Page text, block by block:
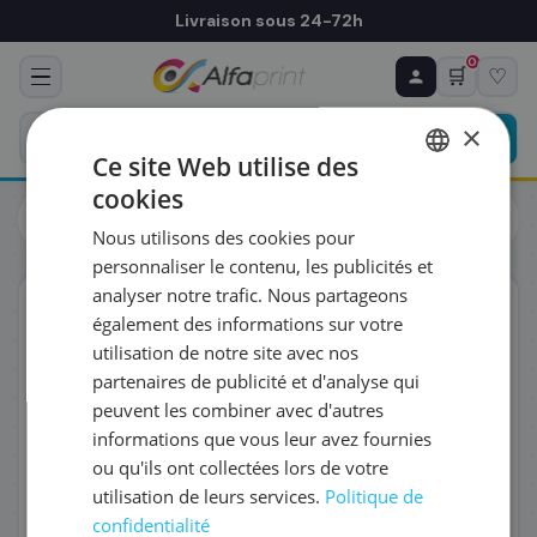
Livraison sous 24-72h
🛒
0
♡
Cartouches
Canon
haute capacité, 2 x 500 pages
ORIGINAL
♻ COMMANDE RÉCURRENTE
Prévoyez & économisez
Programmez votre prochain achat — notre équipe
vous prépare un devis personnalisé
RÉFÉRENCE DU PRODUIT
FRÉQUENCE
QUANTITÉ PAR LIVRAISON
DATE DE PREMIÈRE LIVRAISON SOUHAITÉE
×
Ce site Web utilise des
cookies
Nous utilisons des cookies pour
personnaliser le contenu, les publicités et
analyser notre trafic. Nous partageons
également des informations sur votre
utilisation de notre site avec nos
partenaires de publicité et d'analyse qui
peuvent les combiner avec d'autres
informations que vous leur avez fournies
ou qu'ils ont collectées lors de votre
utilisation de leurs services. Politique de
confidentialité